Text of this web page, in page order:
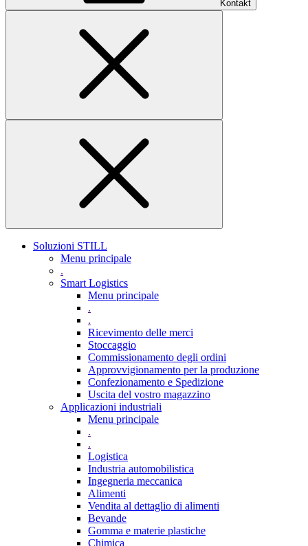
Kontakt
Soluzioni STILL
Menu principale
.
Smart Logistics
Menu principale
.
.
Ricevimento delle merci
Stoccaggio
Commissionamento degli ordini
Approvvigionamento per la produzione
Confezionamento e Spedizione
Uscita del vostro magazzino
Applicazioni industriali
Menu principale
.
.
Logistica
Industria automobilistica
Ingegneria meccanica
Alimenti
Vendita al dettaglio di alimenti
Bevande
Gomma e materie plastiche
Chimica